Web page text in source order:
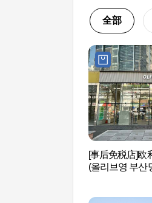
全部
[事后免税店]欧
(올리브영 부산